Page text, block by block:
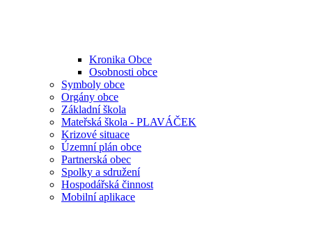
Kronika Obce
Osobnosti obce
Symboly obce
Orgány obce
Základní škola
Mateřská škola - PLAVÁČEK
Krizové situace
Územní plán obce
Partnerská obec
Spolky a sdružení
Hospodářská činnost
Mobilní aplikace